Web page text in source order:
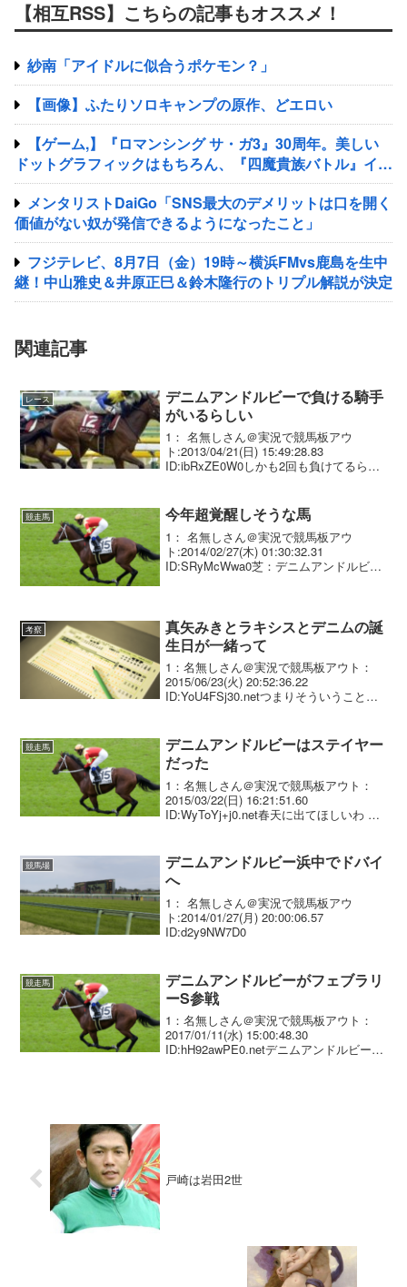
【相互RSS】こちらの記事もオススメ！
紗南「アイドルに似合うポケモン？」
【画像】ふたりソロキャンプの原作、どエロい
【ゲーム,】『ロマンシング サ・ガ3』30周年。美しい
ドットグラフィックはもちろん、『四魔貴族バトル』イト
ケンサウンドが心に残る
メンタリストDaiGo「SNS最大のデメリットは口を開く
価値がない奴が発信できるようになったこと」
フジテレビ、8月7日（金）19時～横浜FMvs鹿島を生中
継！中山雅史＆井原正巳＆鈴木隆行のトリプル解説が決定
関連記事
レース
デニムアンドルビーで負ける騎手
がいるらしい
1： 名無しさん＠実況で競馬板アウ
ト:2013/04/21(日) 15:49:28.83
ID:ibRxZE0W0しかも2回も負けてるらし
競走馬 今年超覚醒しそうな馬
1： 名無しさん＠実況で競馬板アウ
ト:2014/02/27(木) 01:30:32.31
ID:SRyMcWwa0芝：デニムアンドルビー
考察
真矢みきとラキシスとデニムの誕
生日が一緒って
1：名無しさん＠実況で競馬板アウト：
2015/06/23(火) 20:52:36.22
ID:YoU4FSj30.netつまりそういうことだ
競走馬
デニムアンドルビーはステイヤー
だった
1：名無しさん＠実況で競馬板アウト：
2015/03/22(日) 16:21:51.60
ID:WyToYj+j0.net春天に出てほしいわ そ
無しさん＠実況で競馬板...
競馬場
デニムアンドルビー浜中でドバイ
へ
1： 名無しさん＠実況で競馬板アウ
ト:2014/01/27(月) 20:00:06.57
ID:d2y9NW7D0
競走馬
デニムアンドルビーがフェブラリ
ーS参戦
1：名無しさん＠実況で競馬板アウト：
2017/01/11(水) 15:00:48.30
ID:hH92awPE0.netデニムアンドルビーが
戸崎は岩田2世